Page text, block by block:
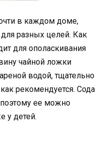
в каждом доме,
для разных целей. Как
для ополаскивания
чайной ложки
водой, тщательно
рекомендуется. Сода
ее можно
у детей.